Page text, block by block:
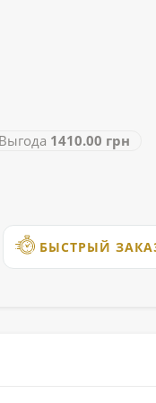
1410.00 грн
БЫСТРЫЙ